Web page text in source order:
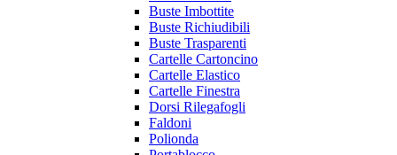
Buste Imbottite
Buste Richiudibili
Buste Trasparenti
Cartelle Cartoncino
Cartelle Elastico
Cartelle Finestra
Dorsi Rilegafogli
Faldoni
Polionda